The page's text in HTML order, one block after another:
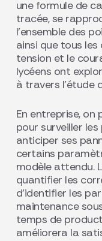
une formule de
tracée, se
l’ensemble des
ainsi que tous
tension et le
lycéens ont
à travers l’étude
En entreprise,
pour surveiller
anticiper ses
certains
modèle attendu.
quantifier les
d’identifier les
maintenance
temps de
améliorera la